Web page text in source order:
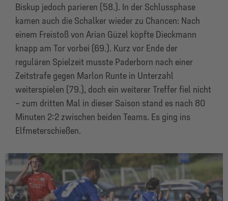
Biskup jedoch parieren (58.). In der Schlussphase
kamen auch die Schalker wieder zu Chancen: Nach
einem Freistoß von Arian Güzel köpfte Dieckmann
knapp am Tor vorbei (69.). Kurz vor Ende der
regulären Spielzeit musste Paderborn nach einer
Zeitstrafe gegen Marlon Runte in Unterzahl
weiterspielen (79.), doch ein weiterer Treffer fiel nicht
– zum dritten Mal in dieser Saison stand es nach 80
Minuten 2:2 zwischen beiden Teams. Es ging ins
Elfmeterschießen.